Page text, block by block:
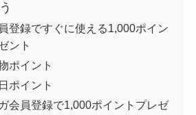
登録ですぐに使える1,000ポイン
ント
ポイント
ポイント
会員登録で1,000ポイントプレゼ